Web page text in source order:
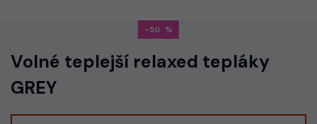
-50
Volné teplejší relaxed tepláky
GREY